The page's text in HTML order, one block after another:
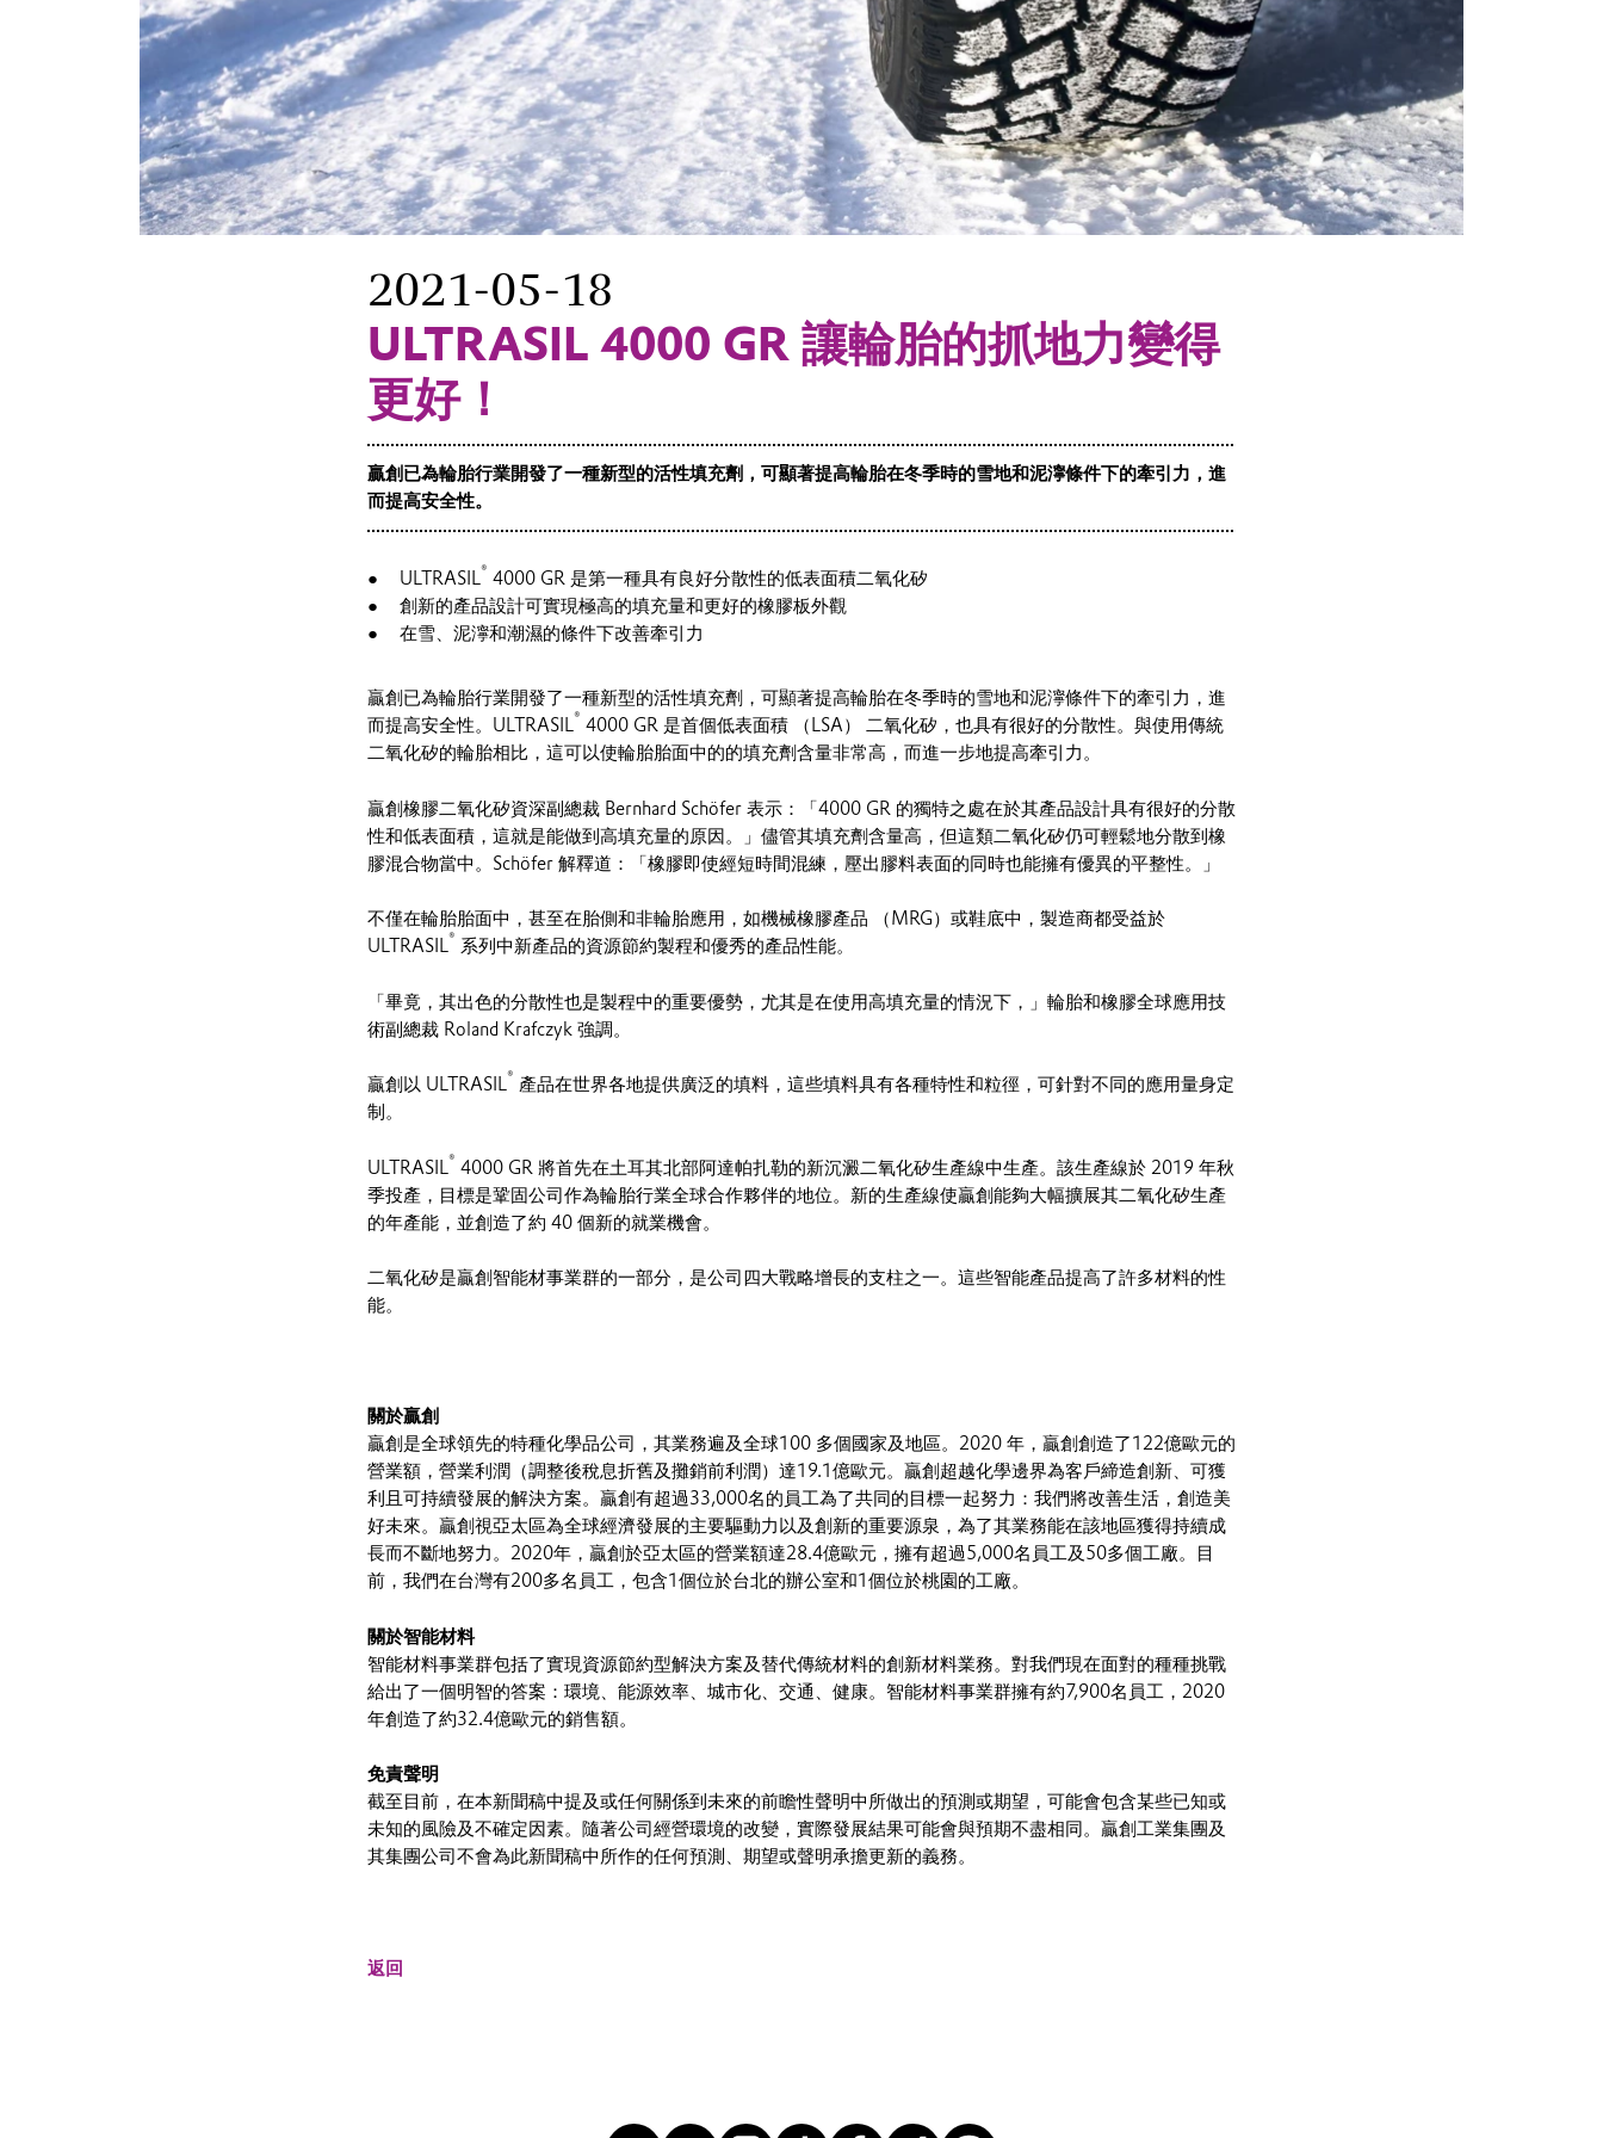
2021-05-18
ULTRASIL 4000 GR 讓輪胎的抓地力變得
更好！
贏創已為輪胎行業開發了一種新型的活性填充劑，可顯著提高輪胎在冬季時的雪地和泥濘條件下的牽引力，進
而提高安全性。
ULTRASIL® 4000 GR 是第一種具有良好分散性的低表面積二氧化矽
創新的產品設計可實現極高的填充量和更好的橡膠板外觀
在雪、泥濘和潮濕的條件下改善牽引力
贏創已為輪胎行業開發了一種新型的活性填充劑，可顯著提高輪胎在冬季時的雪地和泥濘條件下的牽引力，進
而提高安全性。ULTRASIL® 4000 GR 是首個低表面積 （LSA） 二氧化矽，也具有很好的分散性。與使用傳統
二氧化矽的輪胎相比，這可以使輪胎胎面中的的填充劑含量非常高，而進一步地提高牽引力。
贏創橡膠二氧化矽資深副總裁 Bernhard Schöfer 表示：「4000 GR 的獨特之處在於其產品設計具有很好的分散
性和低表面積，這就是能做到高填充量的原因。」儘管其填充劑含量高，但這類二氧化矽仍可輕鬆地分散到橡
膠混合物當中。Schöfer 解釋道：「橡膠即使經短時間混練，壓出膠料表面的同時也能擁有優異的平整性。」
不僅在輪胎胎面中，甚至在胎側和非輪胎應用，如機械橡膠產品 （MRG）或鞋底中，製造商都受益於
ULTRASIL® 系列中新產品的資源節約製程和優秀的產品性能。
「畢竟，其出色的分散性也是製程中的重要優勢，尤其是在使用高填充量的情況下，」輪胎和橡膠全球應用技
術副總裁 Roland Krafczyk 強調。
贏創以 ULTRASIL® 產品在世界各地提供廣泛的填料，這些填料具有各種特性和粒徑，可針對不同的應用量身定
制。
ULTRASIL ® 4000 GR 將首先在土耳其北部阿達帕扎勒的新沉澱二氧化矽生產線中生產。該生產線於 2019 年秋
季投產，目標是鞏固公司作為輪胎行業全球合作夥伴的地位。新的生產線使贏創能夠大幅擴展其二氧化矽生產
的年產能，並創造了約 40 個新的就業機會。
二氧化矽是贏創智能材事業群的一部分，是公司四大戰略增長的支柱之一。這些智能產品提高了許多材料的性
能。
關於贏創
贏創是全球領先的特種化學品公司，其業務遍及全球100 多個國家及地區。2020 年，贏創創造了122億歐元的
營業額，營業利潤（調整後稅息折舊及攤銷前利潤）達19.1億歐元。贏創超越化學邊界為客戶締造創新、可獲
利且可持續發展的解決方案。贏創有超過33,000名的員工為了共同的目標一起努力：我們將改善生活，創造美
好未來。贏創視亞太區為全球經濟發展的主要驅動力以及創新的重要源泉，為了其業務能在該地區獲得持續成
長而不斷地努力。2020年，贏創於亞太區的營業額達28.4億歐元，擁有超過5,000名員工及50多個工廠。目
前，我們在台灣有200多名員工，包含1個位於台北的辦公室和1個位於桃園的工廠。
關於智能材料
智能材料事業群包括了實現資源節約型解決方案及替代傳統材料的創新材料業務。對我們現在面對的種種挑戰
給出了一個明智的答案：環境、能源效率、城市化、交通、健康。智能材料事業群擁有約7,900名員工，2020
年創造了約32.4億歐元的銷售額。
免責聲明
截至目前，在本新聞稿中提及或任何關係到未來的前瞻性聲明中所做出的預測或期望，可能會包含某些已知或
未知的風險及不確定因素。隨著公司經營環境的改變，實際發展結果可能會與預期不盡相同。贏創工業集團及
其集團公司不會為此新聞稿中所作的任何預測、期望或聲明承擔更新的義務。
返回